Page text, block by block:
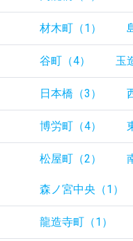
材木町（1）
谷町（4） 玉
日本橋（3）
博労町（4）
松屋町（2）
森ノ宮中央（1）
龍造寺町（1）